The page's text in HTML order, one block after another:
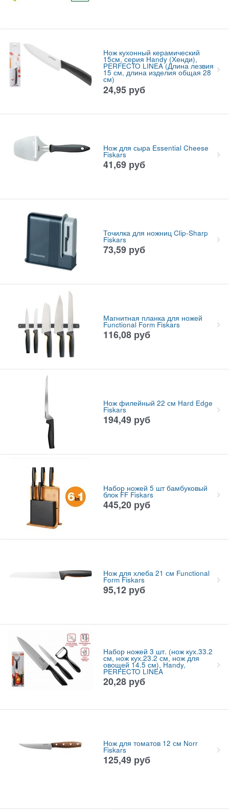
Нож кухонный керамический
15см, серия Handy (Хенди),
PERFECTO LINEA (Длина лезвия
15 см, длина изделия общая 28
см)
24,95 руб
Нож для сыра Essential Cheese
Fiskars
41,69 руб
Точилка для ножниц Clip-Sharp
Fiskars
73,59 руб
Магнитная планка для ножей
Functional Form Fiskars
116,08 руб
Нож филейный 22 см Hard Edge
Fiskars
194,49 руб
Набор ножей 5 шт бамбуковый
блок FF Fiskars
445,20 руб
Нож для хлеба 21 см Functional
Form Fiskars
95,12 руб
Набор ножей 3 шт. (нож кух.33.2
см, нож кух.23.2 см, нож для
овощей 14.5 см), Handy,
PERFECTO LINEA
20,28 руб
Нож для томатов 12 см Norr
Fiskars
125,49 руб